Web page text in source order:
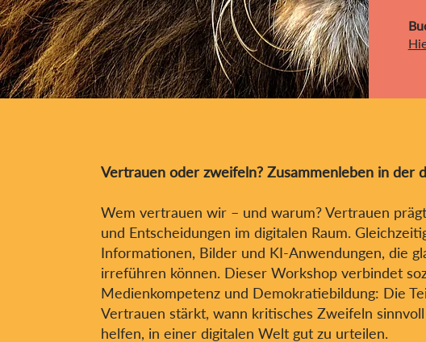
Vertrauen oder zweifeln? Zusammenleben in der
Wem vertrauen wir – und warum? Vertrauen
und Entscheidungen im digitalen Raum.
Informationen, Bilder und KI-Anwendungen, die
irreführen können. Dieser Workshop verbindet
Medienkompetenz und Demokratiebildung: Die
Vertrauen stärkt, wann kritisches Zweifeln
helfen, in einer digitalen Welt gut zu urteilen.